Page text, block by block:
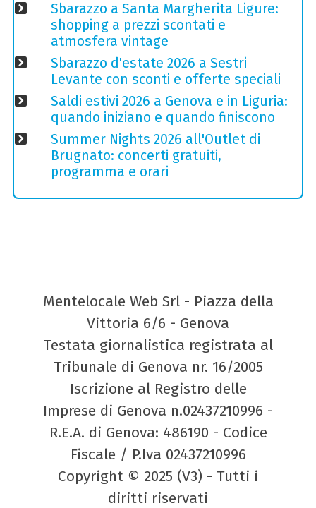
Sbarazzo a Santa Margherita Ligure:
shopping a prezzi scontati e
atmosfera vintage
Sbarazzo d'estate 2026 a Sestri
Levante con sconti e offerte speciali
Saldi estivi 2026 a Genova e in Liguria:
quando iniziano e quando finiscono
Summer Nights 2026 all'Outlet di
Brugnato: concerti gratuiti,
programma e orari
Mentelocale Web Srl - Piazza della
Vittoria 6/6 - Genova
Testata giornalistica registrata al
Tribunale di Genova nr. 16/2005
Iscrizione al Registro delle
Imprese di Genova n.02437210996 -
R.E.A. di Genova: 486190 - Codice
Fiscale / P.Iva 02437210996
Copyright © 2025 (V3) - Tutti i
diritti riservati